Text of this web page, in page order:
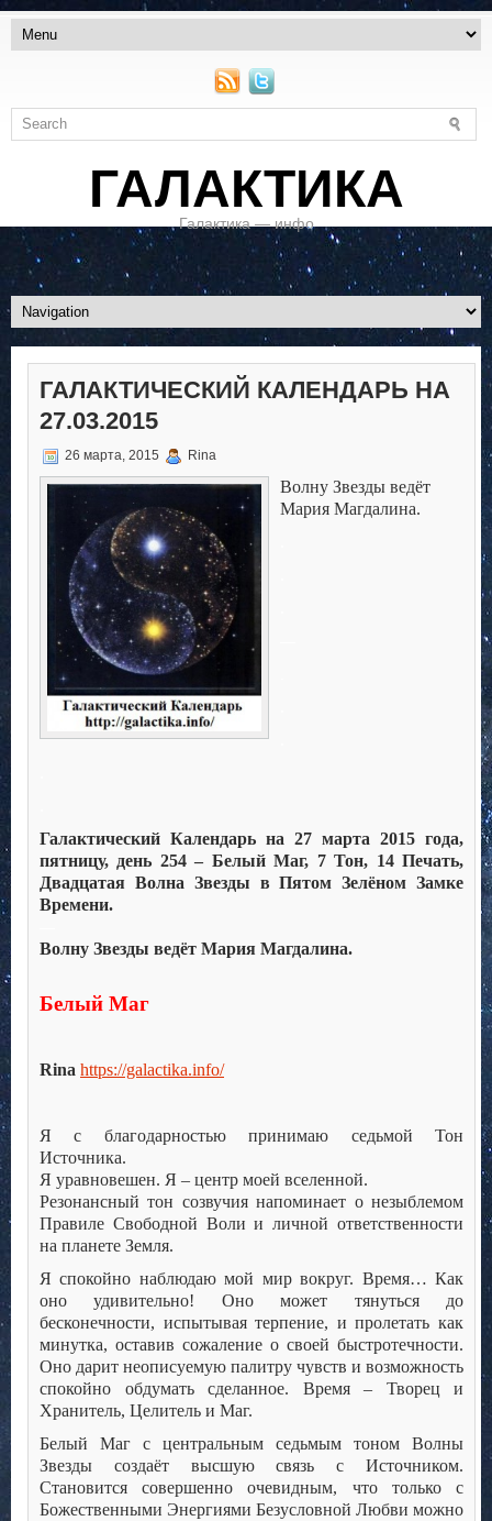
ГАЛАКТИКА
Галактика — инфо
ГАЛАКТИЧЕСКИЙ КАЛЕНДАРЬ НА
27.03.2015
26 марта, 2015 Rina
Волну Звезды ведёт
Мария Магдалина.
Галактический Календарь на 27 марта 2015 года,
пятницу, день 254 – Белый Маг, 7 Тон, 14 Печать,
Двадцатая Волна Звезды в Пятом Зелёном Замке
Времени.
Волну Звезды ведёт Мария Магдалина.
Белый Маг
Rina https://galactika.info/
Я с благодарностью принимаю седьмой Тон
Источника.
Я уравновешен. Я – центр моей вселенной.
Резонансный тон созвучия напоминает о незыблемом
Правиле Свободной Воли и личной ответственности
на планете Земля.
Я спокойно наблюдаю мой мир вокруг. Время… Как
оно удивительно! Оно может тянуться до
бесконечности, испытывая терпение, и пролетать как
минутка, оставив сожаление о своей быстротечности.
Оно дарит неописуемую палитру чувств и возможность
спокойно обдумать сделанное. Время – Творец и
Хранитель, Целитель и Маг.
Белый Маг с центральным седьмым тоном Волны
Звезды создаёт высшую связь с Источником.
Становится совершенно очевидным, что только с
Божественными Энергиями Безусловной Любви можно